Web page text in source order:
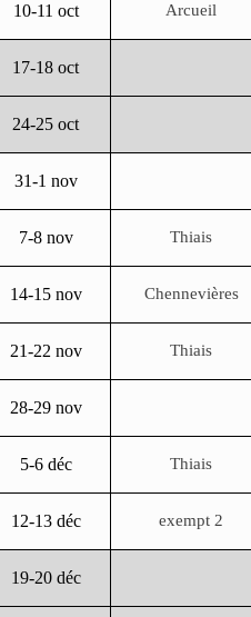
10-11 oct Arcueil
17-18 oct
24-25 oct
31-1 nov
7-8 nov Thiais
14-15 nov Chennevières
21-22 nov Thiais
28-29 nov
5-6 déc Thiais
12-13 déc exempt 2
19-20 déc